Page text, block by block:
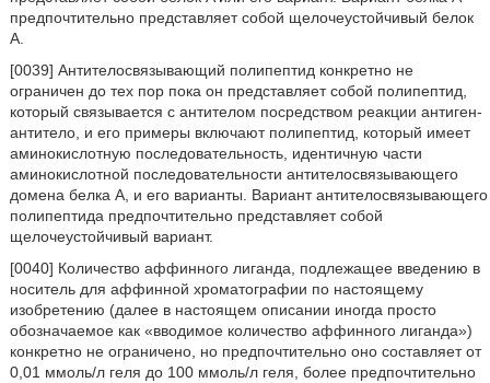
предпочтительно представляет собой щелочеустойчивый белок
A.
[0039] Антителосвязывающий полипептид конкретно не
ограничен до тех пор пока он представляет собой полипептид,
который связывается с антителом посредством реакции антиген-
антитело, и его примеры включают полипептид, который имеет
аминокислотную последовательность, идентичную части
аминокислотной последовательности антителосвязывающего
домена белка A, и его варианты. Вариант антителосвязывающего
полипептида предпочтительно представляет собой
щелочеустойчивый вариант.
[0040] Количество аффинного лиганда, подлежащее введению в
носитель для аффинной хроматографии по настоящему
изобретению (далее в настоящем описании иногда просто
обозначаемое как «вводимое количество аффинного лиганда»)
конкретно не ограничено, но предпочтительно оно составляет от
0,01 ммоль/л геля до 100 ммоль/л геля, более предпочтительно